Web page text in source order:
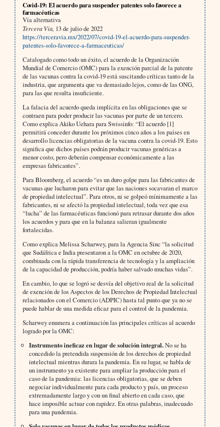
Covid-19: El acuerdo para suspender patentes solo favorece a
farmacéuticas
Vía alternativa
Tercera Vía, 13 de julio de 2022
https://terceravia.mx/2022/07/covid-19-el-acuerdo-para-suspender-
patentes-solo-favorece-a-farmaceuticas/
Catalogado como todo un éxito, el acuerdo de la Organización
Mundial de Comercio (OMC) para la exención parcial de la patente
de las vacunas contra la covid-19 está suscitando críticas tanto de la
industria, que argumenta que va demasiado lejos, como de las ONG,
para las que resulta insuficiente.
La falacia del acuerdo queda implícita en las obligaciones que se
contraen para poder producir las vacunas por parte de un tercero.
Como explica Akiko Uehara para Swissinfo: “El acuerdo [1]
permitirá conceder durante los próximos cinco años a los países en
desarrollo licencias obligatorias de la vacuna contra la covid-19. Esto
significa que dichos países podrán producir vacunas genéricas a
menor costo, pero deberán compensar económicamente a las
empresas fabricantes”.
Para Bloomberg, el acuerdo “es un duro golpe para las fabricantes de
vacunas que lucharon para evitar que las naciones socavaran el marco
de propiedad intelectual”. Para otros, ni se golpeó mínimamente a las
fabricantes, ni se afectó la propiedad intelectual, toda vez que esa
“lucha” de las farmacéuticas funcionó para retrasar durante dos años
los acuerdos y para que en la balanza salieran igualmente
fortalecidas.
Como explica Melissa Scharwey, para la Agencia Sinc “la solicitud
que Sudáfrica e India presentaron a la OMC en octubre de 2020,
combinada con la rápida transferencia de tecnología y la ampliación
de la capacidad de producción, podría haber salvado muchas vidas”.
En cambio, lo que se logró se desvía del objetivo real de la solicitud
de exención de los Aspectos de los Derechos de Propiedad Intelectual
relacionados con el Comercio (ADPIC) hasta tal punto que ya no se
puede hablar de una medida eficaz para el control de la pandemia.
Scharwey enumera a continuación las principales críticas al acuerdo
logrado por la OMC:
Instrumento ineficaz en lugar de solución integral.No se ha
concedido la pretendida suspensión de los derechos de propiedad
intelectual mientras durara la pandemia. En su lugar, se habla de
un instrumento ya existente para ampliar la producción para el
caso de la pandemia: las licencias obligatorias, que se deben
negociar individualmente para cada producto y país, un proceso
extremadamente largo y con un final abierto en cada caso, que
hace imposible actuar con rapidez. En otras palabras, inadecuado
para una pandemia.